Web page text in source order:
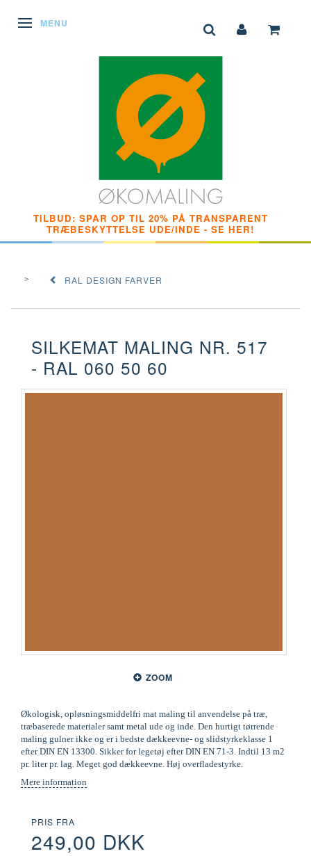
SKIFTE NAVIGATION
MENU
TILBUD: SPAR OP TIL 20% PÅ TRANSPARENT
TRÆBESKYTTELSE UDE/INDE - SE HER!
RAL DESIGN FARVER
SILKEMAT MALING NR. 517
- RAL 060 50 60
ZOOM
Økologisk, opløsningsmiddelfri mat maling til anvendelse på træ,
træbaserede materialer samt metal ude og inde. Den hurtigt tørrende
maling gulner ikke og er i bedste dækkeevne- og slidstyrkeklasse 1
efter DIN EN 13300. Sikker for legetøj efter DIN EN 71-3. Indtil 13 m2
pr. liter pr. lag. Meget god dækkeevne. Høj overfladestyrke.
Mere information
PRIS FRA
249,00 DKK